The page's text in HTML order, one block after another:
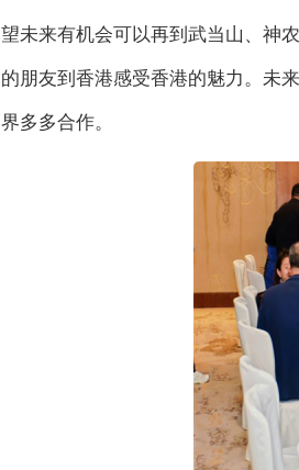
望未来有机会可以再到武当山、神
的朋友到香港感受香港的魅力。未
界多多合作。